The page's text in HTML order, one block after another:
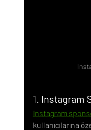
1. Instagram
Instagram
kullanıcılarına